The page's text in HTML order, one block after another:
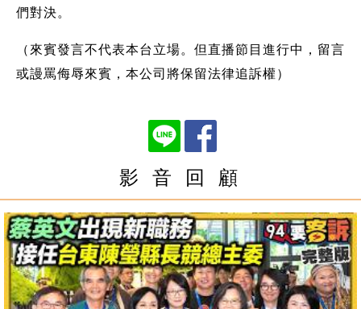
們對決。
（來賓發言不代表本台立場。但直播節目進行中，留言
或謾罵侮辱來賓，本公司將保留法律追訴權）
影 音 回 顧